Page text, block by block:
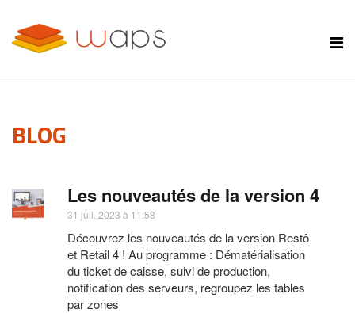
BLOG
Les nouveautés de la version 4
31 juil. 2023 à 11:58
Découvrez les nouveautés de la version Restô
et Retail 4 ! Au programme : Dématérialisation
du ticket de caisse, suivi de production,
notification des serveurs, regroupez les tables
par zones